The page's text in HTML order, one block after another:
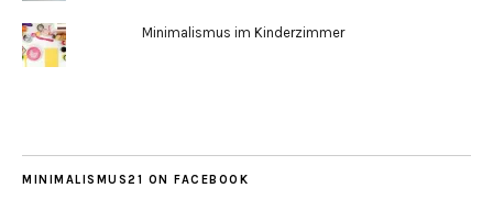
Minimalismus im Kinderzimmer
MINIMALISMUS21 ON FACEBOOK